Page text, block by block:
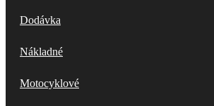
Dodávka
Nákladné
Motocyklové